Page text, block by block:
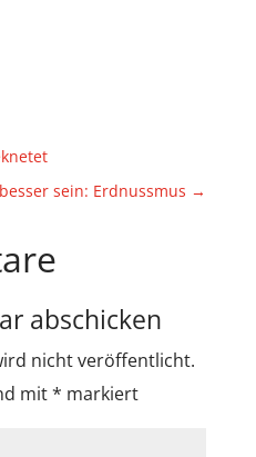
sein: Erdnussmus →
abschicken
nicht veröffentlicht.
mit* markiert